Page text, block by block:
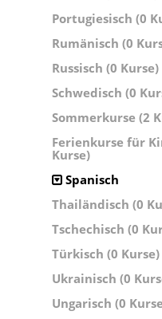
Portugiesisch (0
Rumänisch (0
Russisch (0 Kurse)
Schwedisch (0
Sommerkurse (2
Ferienkurse für
Kurse)
Spanisch
Thailändisch (0
Tschechisch (0
Türkisch (0 Kurse)
Ukrainisch (0
Ungarisch (0